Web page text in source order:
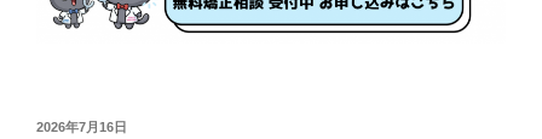
投
2026年7月16日